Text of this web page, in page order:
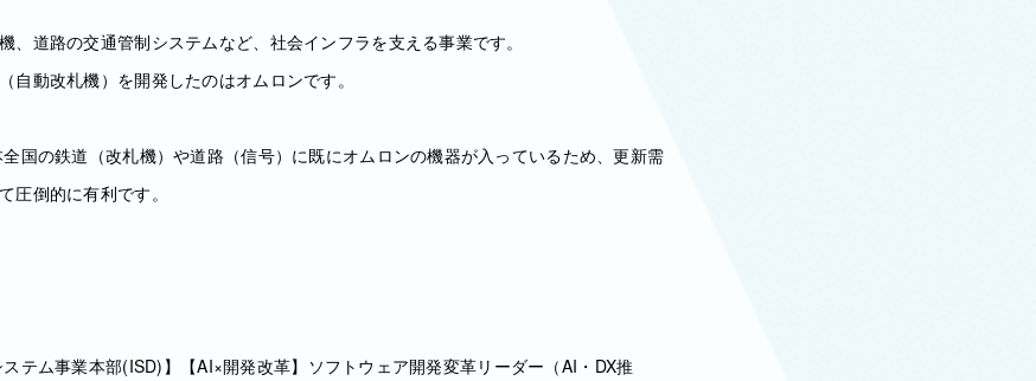
、道路の交通管制システムなど、社会インフラを支える事業です。
自動改札機）を開発したのはオムロンです。
国の鉄道（改札機）や道路（信号）に既にオムロンの機器が入っているため、更新需
圧倒的に有利です。
ステム事業本部(ISD)】【AI×開発改革】ソフトウェア開発変革リーダー（AI・DX推